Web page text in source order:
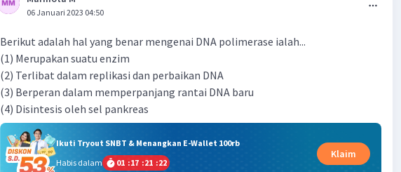
06 Januari 2023 04:50
Berikut adalah hal yang benar mengenai DNA polimerase ialah...
(1) Merupakan suatu enzim
(2) Terlibat dalam replikasi dan perbaikan DNA
(3) Berperan dalam memperpanjang rantai DNA baru
(4) Disintesis oleh sel pankreas
Ikuti Tryout SNBT & Menangkan E-Wallet 100rb
Habis dalam
01 :17 :21 :21
Klaim